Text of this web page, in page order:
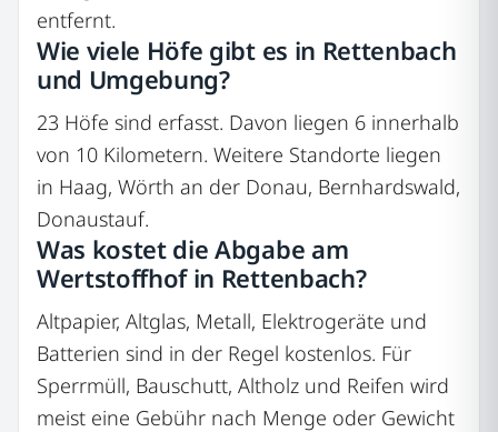
entfernt.
Wie viele Höfe gibt es in Rettenbach
und Umgebung?
23 Höfe sind erfasst. Davon liegen 6 innerhalb
von 10 Kilometern. Weitere Standorte liegen
in Haag, Wörth an der Donau, Bernhardswald,
Donaustauf.
Was kostet die Abgabe am
Wertstoffhof in Rettenbach?
Altpapier, Altglas, Metall, Elektrogeräte und
Batterien sind in der Regel kostenlos. Für
Sperrmüll, Bauschutt, Altholz und Reifen wird
meist eine Gebühr nach Menge oder Gewicht